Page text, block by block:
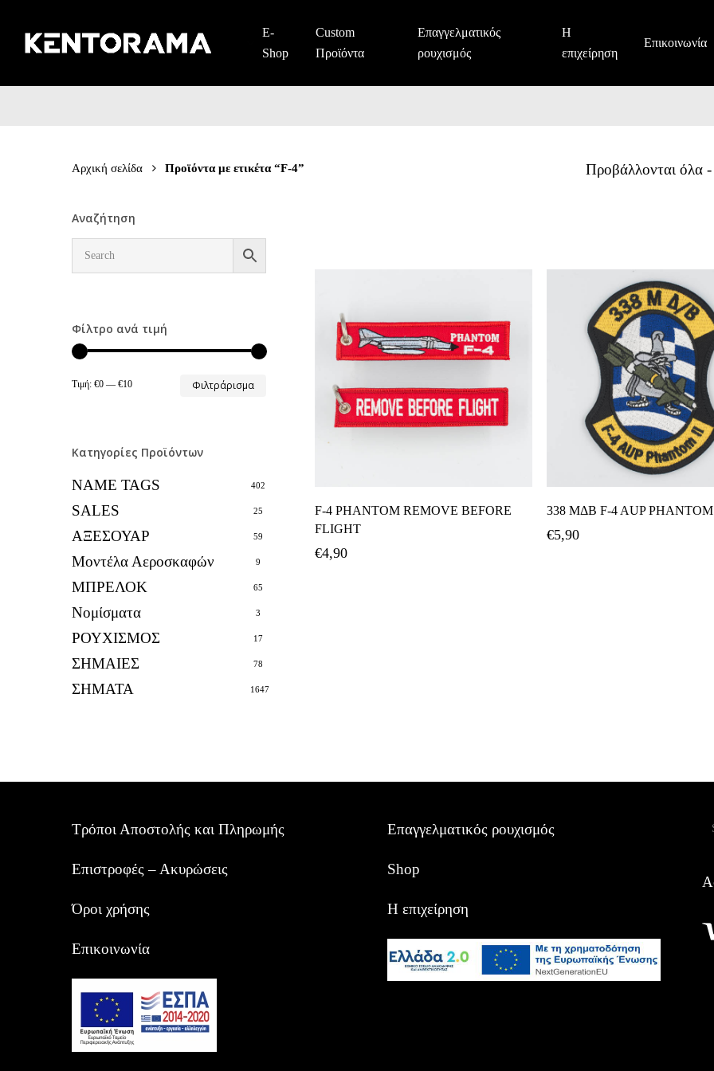
main
E-
Shop
Custom
Προϊόντα
Επαγγελματικός
ρουχισμός
Η
επιχείρηση
Επικοινωνία
Προβάλλονται όλα
Αρχική σελίδα Προϊόντα με ετικέτα “F-4”
Αναζήτηση
Φίλτρο ανά τιμή
Φιλτράρισμα
Τιμή: €0 — €10
Κατηγορίες Προϊόντων
NAME TAGS 402
SALES 25
ΑΞΕΣΟΥΑΡ 59
Μοντέλα Αεροσκαφών 9
ΜΠΡΕΛΟΚ 65
Νομίσματα 3
ΡΟΥΧΙΣΜΟΣ 17
ΣΗΜΑΙΕΣ 78
ΣΗΜΑΤΑ 1647
F-4 PHANTOM REMOVE BEFORE
FLIGHT
€4,90
338 ΜΔΒ F-4 AUP
€5,90
Τρόποι Αποστολής και Πληρωμής
Επιστροφές – Ακυρώσεις
Όροι χρήσης
Επικοινωνία
Επαγγελματικός ρουχισμός
Shop
Η επιχείρηση